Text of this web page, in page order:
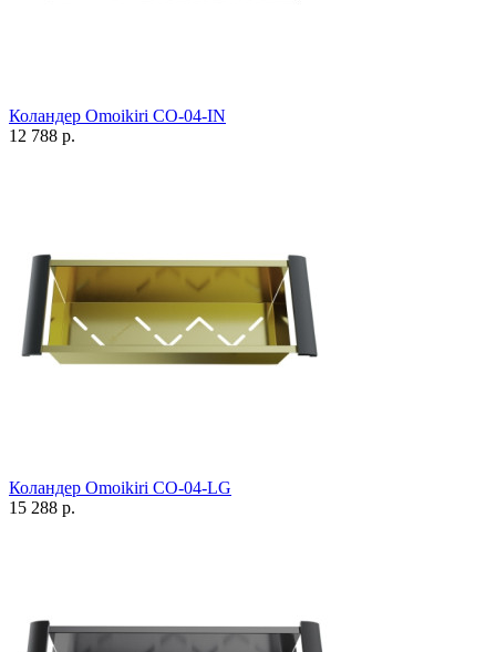
Коландер Omoikiri CO-04-IN
12 788 р.
Коландер Omoikiri CO-04-LG
15 288 р.